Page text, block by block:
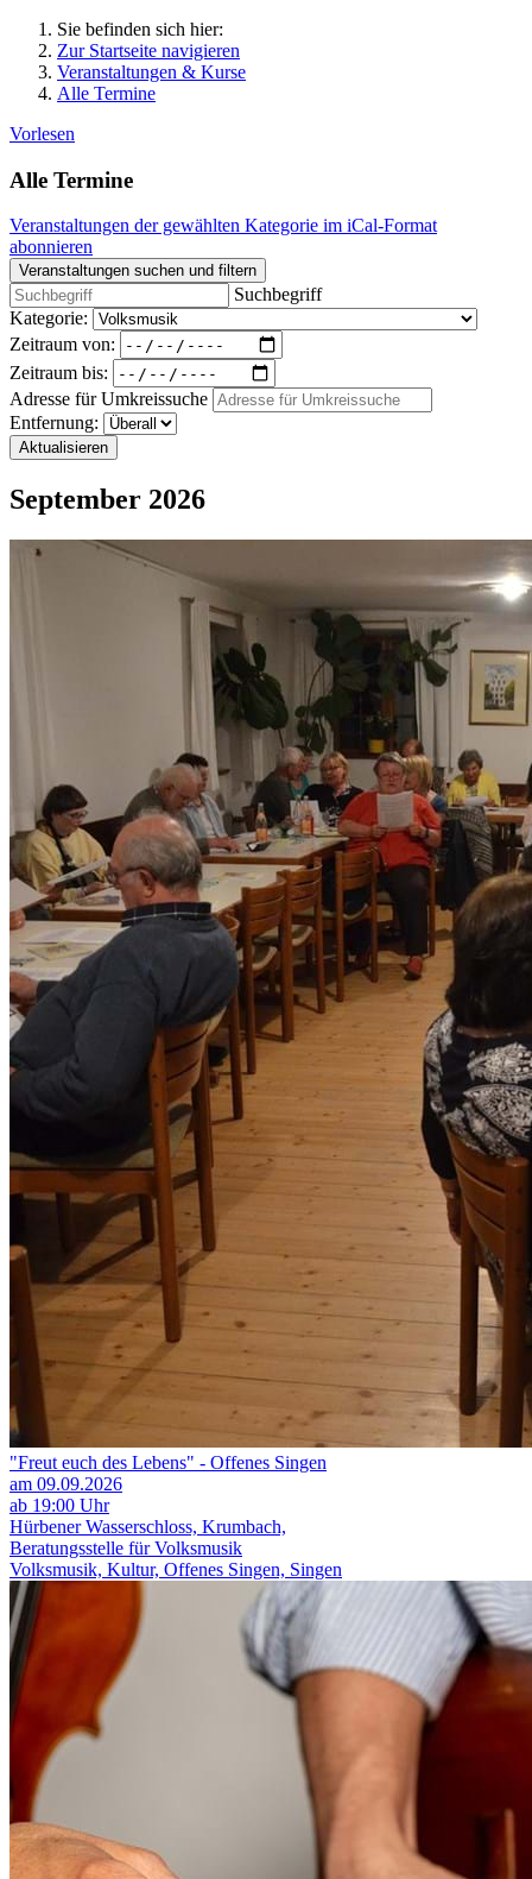
Sie befinden sich hier:
Zur Startseite navigieren
Veranstaltungen & Kurse
Alle Termine
Vorlesen
Alle Termine
Veranstaltungen der gewählten Kategorie im iCal-Format
abonnieren
Veranstaltungen suchen und filtern
Suchbegriff
Kategorie:
Zeitraum von:
Zeitraum bis:
Adresse für Umkreissuche
Entfernung:
Aktualisieren
September 2026
"Freut euch des Lebens" - Offenes Singen
am 09.09.2026
ab 19:00 Uhr
Hürbener Wasserschloss, Krumbach,
Beratungsstelle für Volksmusik
Volksmusik, Kultur, Offenes Singen, Singen